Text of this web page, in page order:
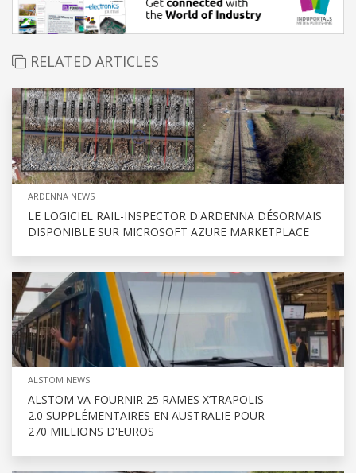
RELATED ARTICLES
ARDENNA NEWS
LE LOGICIEL RAIL-INSPECTOR D'ARDENNA DÉSORMAIS
DISPONIBLE SUR MICROSOFT AZURE MARKETPLACE
ALSTOM NEWS
ALSTOM VA FOURNIR 25 RAMES X’TRAPOLIS
2.0 SUPPLÉMENTAIRES EN AUSTRALIE POUR
270 MILLIONS D'EUROS